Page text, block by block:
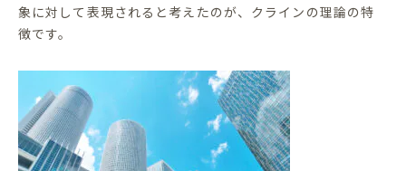
象に対して表現されると考えたのが、クラインの理論の特
徴です。